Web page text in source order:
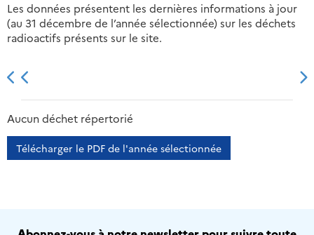
Les données présentent les dernières informations à jour
(au 31 décembre de l’année sélectionnée) sur les déchets
radioactifs présents sur le site.
2013 2014
Aucun déchet répertorié
Télécharger le PDF de l'année sélectionnée